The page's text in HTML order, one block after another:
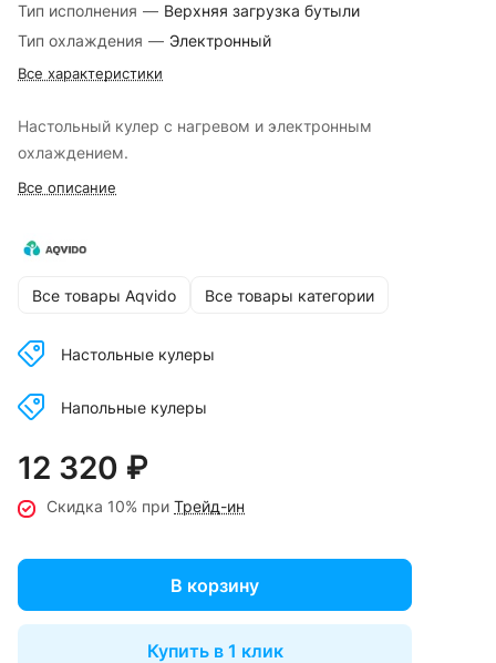
Тип исполнения — Верхняя загрузка бутыли
Тип охлаждения — Электронный
Все характеристики
Настольный кулер с нагревом и электронным
охлаждением.
Все описание
Все товары Aqvido Все товары категории
Настольные кулеры
Напольные кулеры
12 320 ₽
Скидка 10% при Трейд-ин
В корзину
Купить в 1 клик